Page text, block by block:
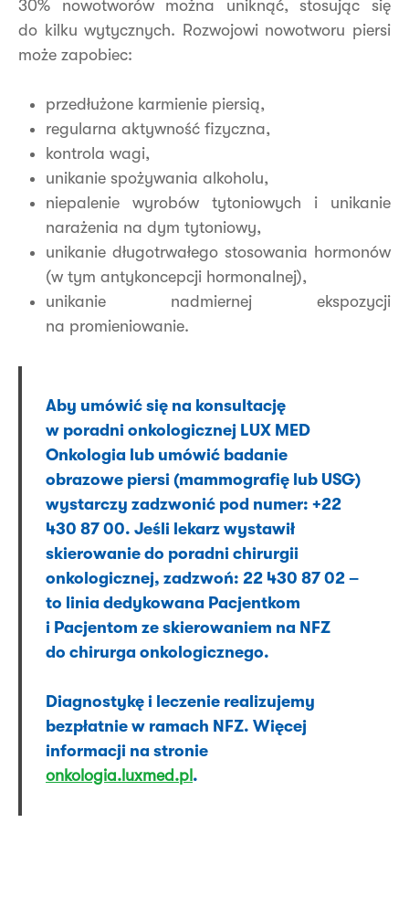
30% nowotworów można uniknąć, stosując się
do kilku wytycznych. Rozwojowi nowotworu piersi
może zapobiec:
przedłużone karmienie piersią,
regularna aktywność fizyczna,
kontrola wagi,
unikanie spożywania alkoholu,
niepalenie wyrobów tytoniowych i unikanie
narażenia na dym tytoniowy,
unikanie długotrwałego stosowania hormonów
(w tym antykoncepcji hormonalnej),
unikanie nadmiernej ekspozycji
na promieniowanie.
Aby umówić się na konsultację
w poradni onkologicznej LUX MED
Onkologia lub umówić badanie
obrazowe piersi (mammografię lub USG)
wystarczy zadzwonić pod numer: +22
430 87 00. Jeśli lekarz wystawił
skierowanie do poradni chirurgii
onkologicznej, zadzwoń: 22 430 87 02 –
to linia dedykowana Pacjentkom
i Pacjentom ze skierowaniem na NFZ
do chirurga onkologicznego.
Diagnostykę i leczenie realizujemy
bezpłatnie w ramach NFZ. Więcej
informacji na stronie
onkologia.luxmed.pl .